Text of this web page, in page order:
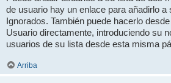
de usuario hay un enlace para añadirlo
Ignorados. También puede hacerlo
Usuario directamente, introduciendo su
usuarios de su lista desde esta misma
Arriba